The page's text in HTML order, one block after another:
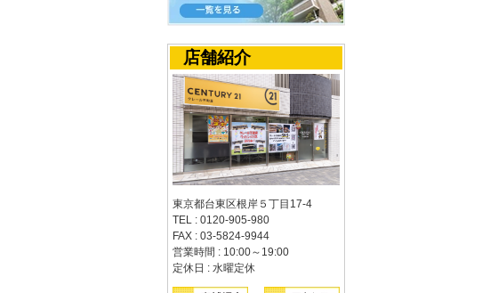
店舗紹介
東京都台東区根岸５丁目17-4
TEL : 0120-905-980
FAX : 03-5824-9944
営業時間 : 10:00～19:00
定休日 : 水曜定休